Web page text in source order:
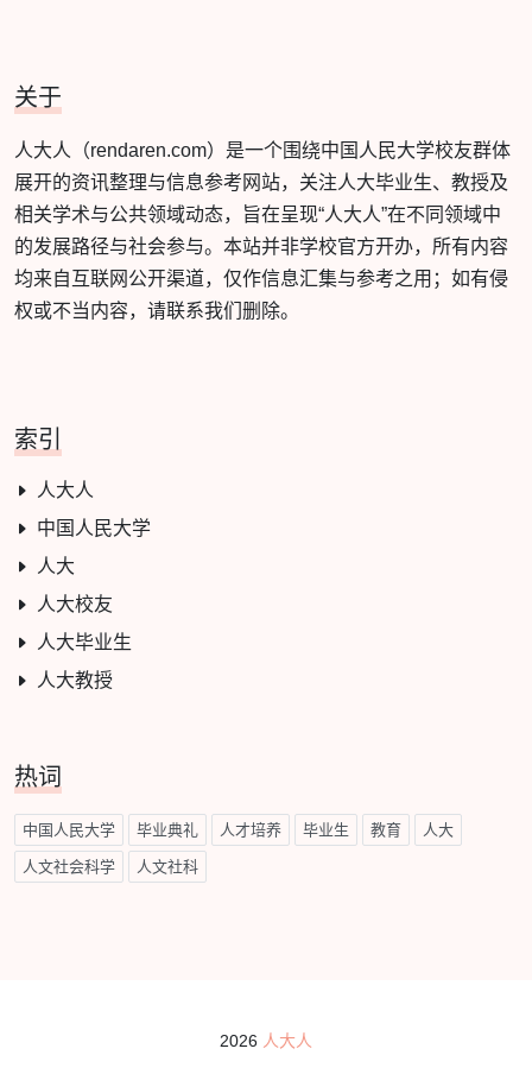
关于
人大人（rendaren.com）是一个围绕中国人民大学校友群体
展开的资讯整理与信息参考网站，关注人大毕业生、教授及
相关学术与公共领域动态，旨在呈现“人大人”在不同领域中
的发展路径与社会参与。本站并非学校官方开办，所有内容
均来自互联网公开渠道，仅作信息汇集与参考之用；如有侵
权或不当内容，请联系我们删除。
索引
人大人
中国人民大学
人大
人大校友
人大毕业生
人大教授
热词
中国人民大学 毕业典礼 人才培养 毕业生 教育 人大
人文社会科学 人文社科
2026 人大人